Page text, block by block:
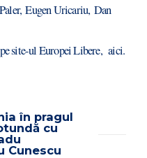
Eugen Uricariu, Dan
site-ul Europei Libere,aici.
în pragul
cu
Cunescu